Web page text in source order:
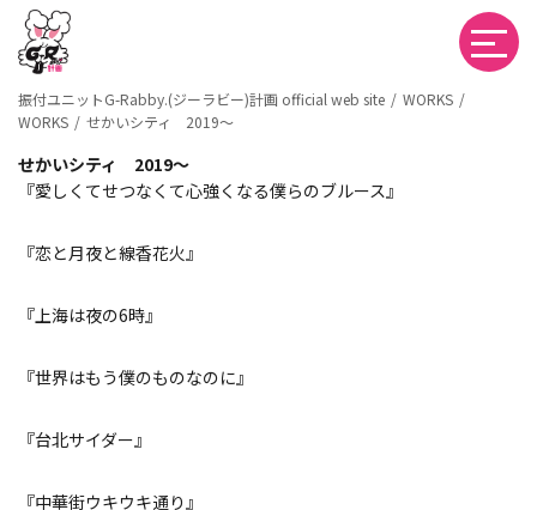
振付ユニットG-Rabby.(ジーラビー)計画 official web site
WORKS
WORKS
せかいシティ 2019〜
せかいシティ 2019〜
『愛しくてせつなくて心強くなる僕らのブルース』
『恋と月夜と線香花火』
『上海は夜の6時』
『世界はもう僕のものなのに』
『台北サイダー』
『中華街ウキウキ通り』